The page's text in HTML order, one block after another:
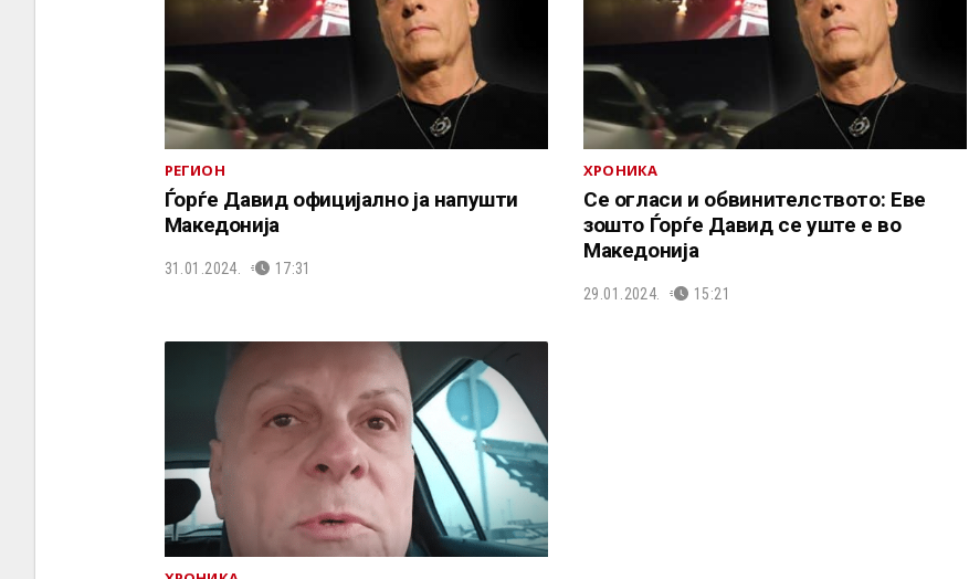
РЕГИОН
Ѓорѓе Давид официјално ја напушти
Македонија
31.01.2024. 17:31
ХРОНИКА
Се огласи и обвинителството: Еве
зошто Ѓорѓе Давид се уште е во
Македонија
29.01.2024. 15:21